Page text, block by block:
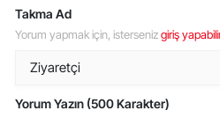
Takma Ad
Yorum yapmak için, istersenizgiriş
Yorum Yazın (500 Karakter)